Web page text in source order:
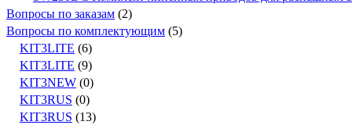
Вопросы по заказам (2)
Вопросы по комплектующим (5)
KIT3LITE (6)
KIT3LITE (9)
KIT3NEW (0)
KIT3RUS (0)
KIT3RUS (13)